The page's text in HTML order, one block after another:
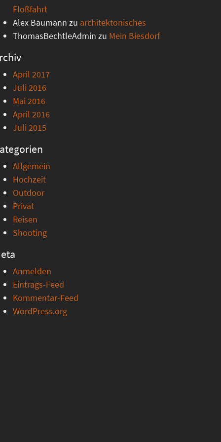
Floßfahrt
Alex Baumann zu architektonisches
ThomasBechtleAdmin zu Mein Biesdorf
April 2017
Juli 2016
Mai 2016
April 2016
Juli 2015
Allgemein
Hochzeit
Outdoor
Privat
Reisen
Shooting
Anmelden
Eintrags-Feed
Kommentar-Feed
WordPress.org